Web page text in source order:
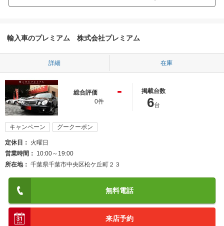
輸入車のプレミアム 株式会社プレミアム
詳細 在庫
総合評価 -
0件
掲載台数
6台
キャンペーン グークーポン
定休日
火曜日
営業時間
10:00～19:00
所在地
千葉県千葉市中央区松ケ丘町２３
無料電話
来店予約